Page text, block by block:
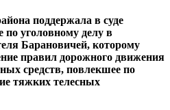
поддержала в суде
по уголовному делу в
Барановичей, которому
правил дорожного движения
средств, повлекшее по
тяжких телесных